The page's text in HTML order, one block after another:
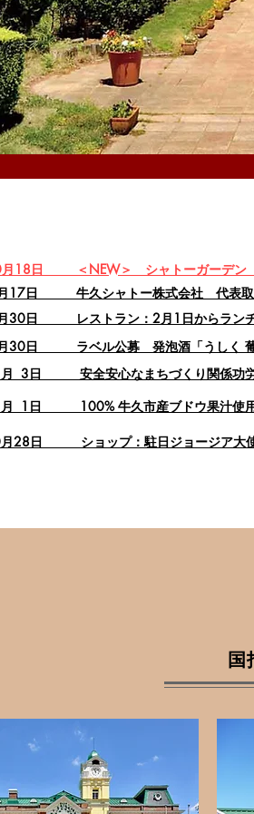
28日 ショップ：駐日ジョージア大使
1日 100% 牛久市産ブドウ果汁使用
3日 安全安心なまちづくり関係功労者
30日 ラベル公募 発泡酒「うしく 葡萄
30日 レストラン：2月1日からランチ
17日 牛久シャトー株式会社 代表取
18日 ＜NEW＞ シャトーガーデン（
国